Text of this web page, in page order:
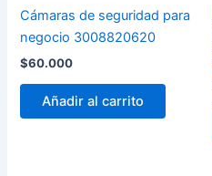
Cámaras de seguridad para
negocio 3008820620
$60.000
Añadir al carrito